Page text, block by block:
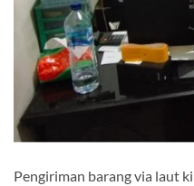
Pengiriman barang via laut